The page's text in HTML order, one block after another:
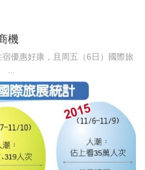
機
優惠好康，且周五（6日）國際旅
...